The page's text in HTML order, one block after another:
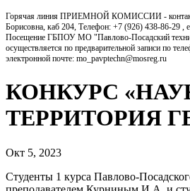
Горячая линия ПРИЕМНОЙ КОМИССИИ -
Борисовна, каб 204, Телефон: +7 (926) 438-86-29 ,
Посещение ГБПОУ МО "Павлово-Посадский
осуществляется по предварительной записи по
электронной почте: mo_pavptechn@mosreg.ru
КОНКУРС
ТЕРРИТОРИЯ
Окт 5, 2023
Студенты 1 курса Павлово-